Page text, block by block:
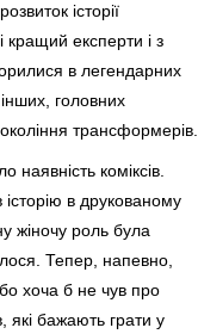
історії
експерти і з
в легендарних
головних
трансформерів.
коміксів.
в друкованому
жіночу роль була
Тепер, напевно,
хоча б не чув про
які бажають грати у